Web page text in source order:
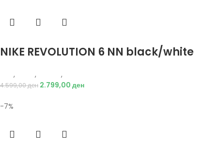
NIKE REVOLUTION 6 NN black/white
, , ,
4.599,00ден 2.799,00 ден
-7%